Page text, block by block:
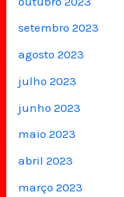
setembro 2023
agosto 2023
julho 2023
junho 2023
maio 2023
abril 2023
março 2023